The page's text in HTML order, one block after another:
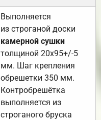
Выполняется
из строганой доски
камерной сушки
толщиной 20х95+/-5
мм. Шаг крепления
обрешетки 350 мм.
Контробрешётка
выполняется из
строганого бруска